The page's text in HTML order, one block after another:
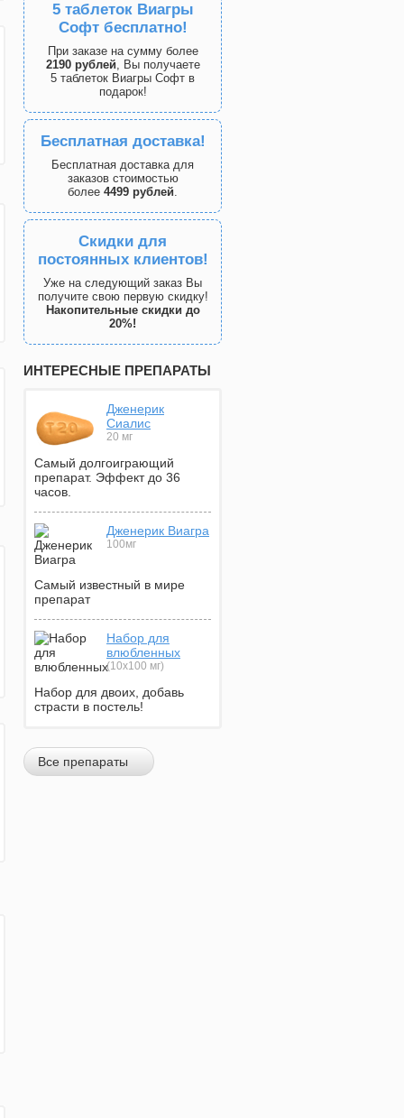
5 таблеток Виагры
Софт бесплатно!
При заказе на сумму более
2190 рублей, Вы получаете
5 таблеток Виагры Софт в
подарок!
Бесплатная доставка!
Бесплатная доставка для
заказов стоимостью
более 4499 рублей.
Скидки для
постоянных клиентов!
Уже на следующий заказ Вы
получите свою первую скидку!
Накопительные скидки до
20%!
ИНТЕРЕСНЫЕ ПРЕПАРАТЫ
Дженерик
Сиалис
20 мг
Самый долгоиграющий
препарат. Эффект до 36
часов.
Дженерик Виагра
100мг
Самый известный в мире
препарат
Набор для
влюбленных
(10х100 мг)
Набор для двоих, добавь
страсти в постель!
Все препараты